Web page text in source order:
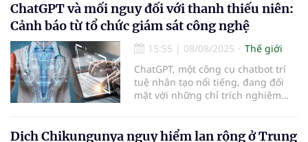
ChatGPT và mối nguy đối với thanh thiếu niên:
Cảnh báo từ tổ chức giám sát công nghệ
15:55 | 08/08/2025
Thế giới
ChatGPT, một công cụ chatbot trí
tuệ nhân tạo nổi tiếng, đang đối
mặt với những chỉ trích nghiêm
nguy hiểm dành cho thanh thiếu
Dịch Chikungunya nguy hiểm lan rộng ở Trung